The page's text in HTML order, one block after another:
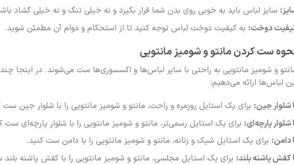
سایز لباس باید به خوبی روی بدن شما قرار بگیرد و نه خیلی تنگ و نه خیلی گشاد
دوخت: به کیفیت دوخت لباس توجه کنید تا از استحکام و دوام آن مطمئن شوید.
ست کردن مانتو و شومیز مانتویی
و شومیز مانتویی به راحتی با سایر لباس‌ها و اکسسوری‌ها ست می‌شوند. در اینجا
لباس‌ها ارائه می‌دهیم:
شلوار جین: برای یک استایل روزمره و راحت، مانتو و شومیز مانتویی را با شلوار جین ست
شلوار پارچه‌ای: برای یک استایل رسمی‌تر، مانتو و شومیز مانتویی را با شلوار پارچه‌ای ست
دامن: برای یک استایل شیک و زنانه، مانتو و شومیز مانتویی را با دامن ست کنید.
کفش پاشنه بلند: برای یک استایل مجلسی، مانتو و شومیز مانتویی را با کفش پاشنه